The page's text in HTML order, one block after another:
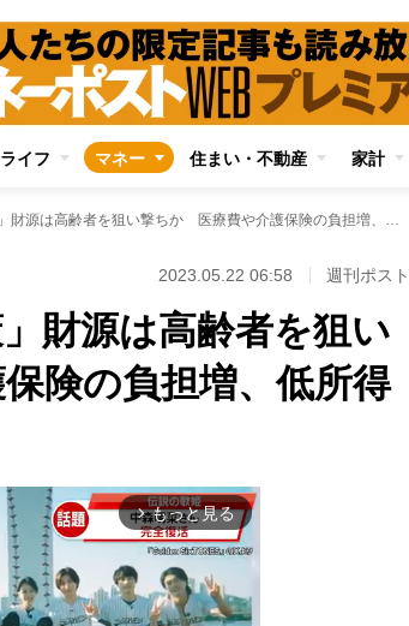
ライフ マネー 住まい・不動産 家計
「異次元の少子化対策」財源は高齢者を狙い撃ちか 医療費や介護保険の負担増、低所得者も標的に
2023.05.22 06:58 週刊ポスト
財源は高齢者を狙い
険の負担増、低所得
arrow_forward_ios もっと見る